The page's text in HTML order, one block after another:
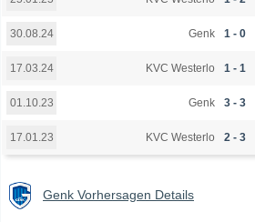
30.08.24 Genk 1 - 0
17.03.24 KVC Westerlo 1 - 1
01.10.23 Genk 3 - 3
17.01.23 KVC Westerlo 2 - 3
Genk Vorhersagen Details